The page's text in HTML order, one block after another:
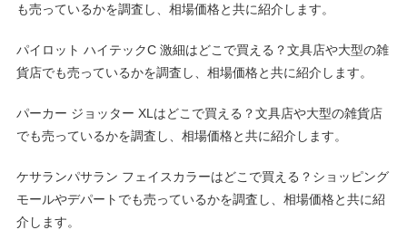
も売っているかを調査し、相場価格と共に紹介します。
パイロット ハイテックC 激細はどこで買える？文具店や大型の雑
貨店でも売っているかを調査し、相場価格と共に紹介します。
パーカー ジョッター XLはどこで買える？文具店や大型の雑貨店
でも売っているかを調査し、相場価格と共に紹介します。
ケサランパサラン フェイスカラーはどこで買える？ショッピング
モールやデパートでも売っているかを調査し、相場価格と共に紹
介します。